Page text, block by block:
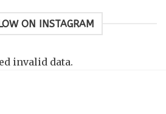
ON INSTAGRAM
invalid data.